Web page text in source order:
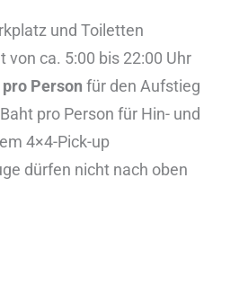
und Toiletten
von ca. 5:00 bis 22:00 Uhr
Person für den Aufstieg
pro Person für Hin- und
4×4-Pick-up
dürfen nicht nach oben